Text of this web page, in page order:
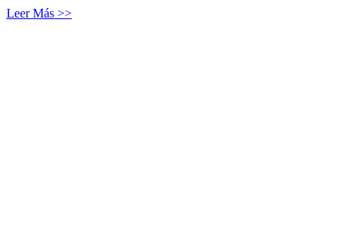
Leer Más >>